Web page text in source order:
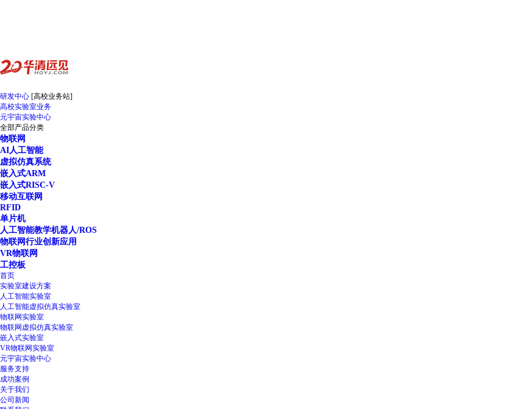
研发中心 [高校业务站]
高校实验室业务
元宇宙实验中心
全部产品分类
物联网
AI人工智能
虚拟仿真系统
嵌入式ARM
嵌入式RISC-V
移动互联网
RFID
单片机
人工智能教学机器人/ROS
物联网行业创新应用
VR物联网
工控板
首页
实验室建设方案
人工智能实验室
人工智能虚拟仿真实验室
物联网实验室
物联网虚拟仿真实验室
嵌入式实验室
VR物联网实验室
元宇宙实验中心
服务支持
成功案例
关于我们
公司新闻